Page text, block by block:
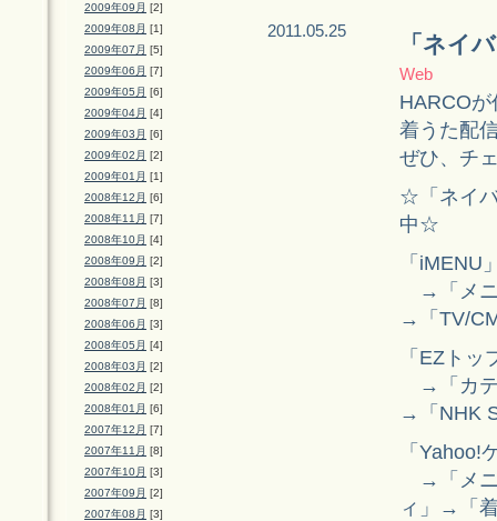
2009年09月 [2]
2009年08月 [1]
2009年07月 [5]
2009年06月 [7]
2009年05月 [6]
2009年04月 [4]
2009年03月 [6]
2009年02月 [2]
2009年01月 [1]
2008年12月 [6]
2008年11月 [7]
2008年10月 [4]
2008年09月 [2]
2008年08月 [3]
2008年07月 [8]
2008年06月 [3]
2008年05月 [4]
2008年03月 [2]
2008年02月 [2]
2008年01月 [6]
2007年12月 [7]
2007年11月 [8]
2007年10月 [3]
2007年09月 [2]
2007年08月 [3]
2011.05.25
「ネイ
Web
HARCO
着うた配
ぜひ、チ
☆「ネイ
中☆
「iMENU
→「メニ
→「TV/
「EZトッ
→「カテ
→「NHK
「Yahoo!
→「メニ
ィ」→「